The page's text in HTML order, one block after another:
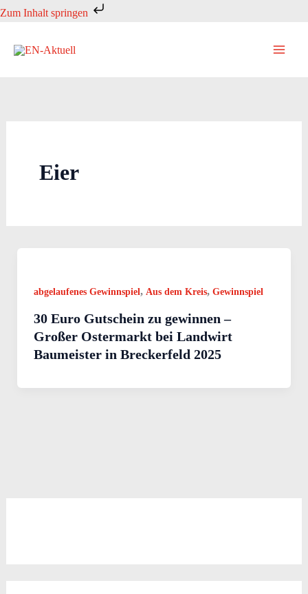
Zum Inhalt springen
Zum
springen
Eier
abgelaufenes Gewinnspiel, Aus dem Kreis, Gewinnspiel
30 Euro Gutschein zu gewinnen –
Großer Ostermarkt bei Landwirt
Baumeister in Breckerfeld 2025